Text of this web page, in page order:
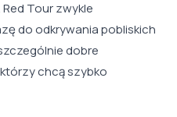
Tour zwykle
do odkrywania pobliskich
dobre
chcą szybko